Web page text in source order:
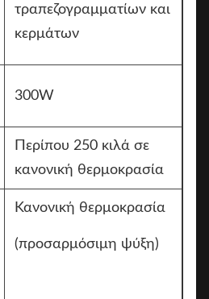
τραπεζογραμματίων και
κερμάτων
300W
Περίπου 250 κιλά σε
κανονική θερμοκρασία
Κανονική θερμοκρασία
(προσαρμόσιμη ψύξη)